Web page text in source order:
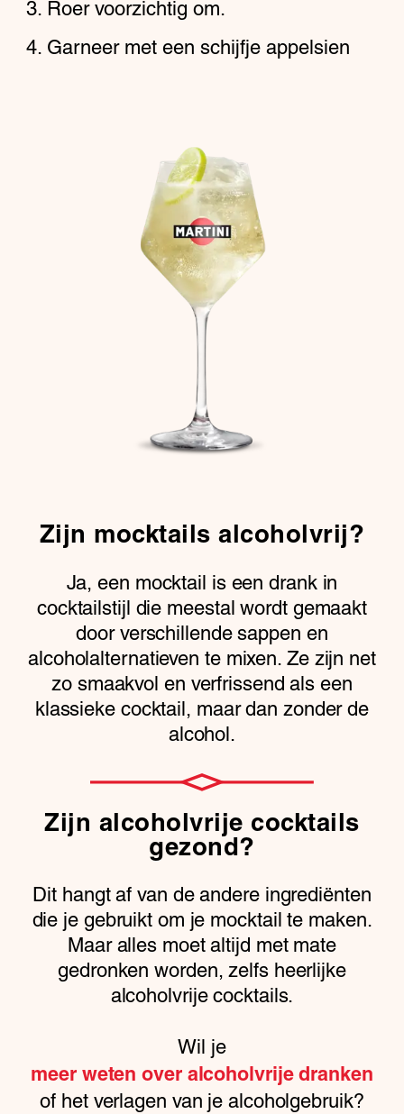
Roer voorzichtig om.
Garneer met een schijfje appelsien
Zijn mocktails alcoholvrij?
Ja, een mocktail is een drank in
cocktailstijl die meestal wordt gemaakt
door verschillende sappen en
alcoholalternatieven te mixen. Ze zijn net
zo smaakvol en verfrissend als een
klassieke cocktail, maar dan zonder de
alcohol.
Zijn alcoholvrije cocktails
gezond?
Dit hangt af van de andere ingrediënten
die je gebruikt om je mocktail te maken.
Maar alles moet altijd met mate
gedronken worden, zelfs heerlijke
alcoholvrije cocktails.
Wil je
meer weten over alcoholvrije dranken
of het verlagen van je alcoholgebruik?